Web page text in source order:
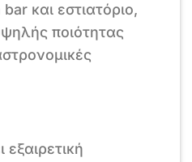
και εστιατόριο,
ποιότητας